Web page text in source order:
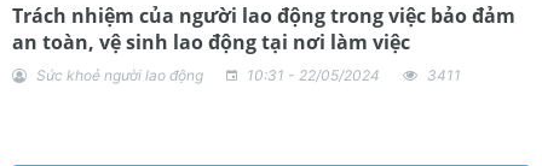
Trách nhiệm của người lao động trong việc bảo đảm
an toàn, vệ sinh lao động tại nơi làm việc
Sức khoẻ người lao động 10:31 - 22/05/2024 3411